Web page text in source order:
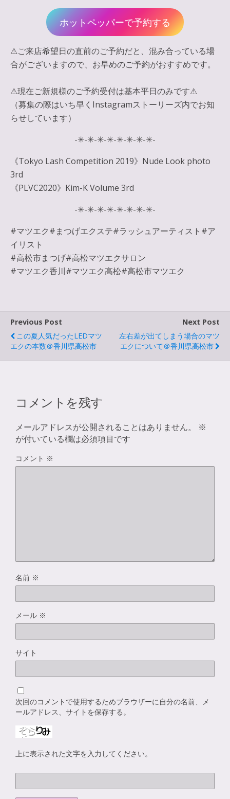
ホットペッパーで予約する
⚠︎ご来店希望日の直前のご予約だと、混み合っている場
合がございますので、お早めのご予約がおすすめです。
⚠︎現在ご新規様のご予約受付は基本平日のみです⚠︎
（募集の際はいち早くInstagramストーリーズ内でお知
らせしています）
-✳︎-✳︎-✳︎-✳︎-✳︎-✳︎-✳︎-✳︎-
《Tokyo Lash Competition 2019》Nude Look photo
3rd
《PLVC2020》Kim-K Volume 3rd
-✳︎-✳︎-✳︎-✳︎-✳︎-✳︎-✳︎-✳︎-
#マツエク#まつげエクステ#ラッシュアーティスト#ア
イリスト
#高松市まつげ#高松マツエクサロン
#マツエク香川#マツエク高松#高松市マツエク
Previous Post
この夏人気だったLEDマツ
エクの本数＠香川県高松市
Next Post
左右差が出てしまう場合のマツ
エクについて＠香川県高松市
コメントを残す
メールアドレスが公開されることはありません。
※
が付いている欄は必須項目です
コメント ※
名前 ※
メール ※
サイト
次回のコメントで使用するためブラウザーに自分の名前、メ
ールアドレス、サイトを保存する。
上に表示された文字を入力してください。